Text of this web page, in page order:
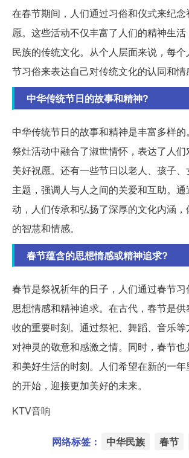
在春节期间，人们通过习俗和仪式来纪
愿。这些活动不仅丰富了人们的精神生
民族的传统文化。从个人层面来说，每
节习俗来表达自己对传统文化的认同和情
中华传统节日的故事和精神?
中华传统节日的故事和精神是丰富多样
祭灶活动中融合了淑世情怀，表达了人
美好祝愿。还有一些节日以老人、孩子
主题，强调人与人之间的关爱和互助。
动，人们传承和弘扬了深厚的文化内涵
的智慧和情感。
春节蕴含的思想情感或精神追求?
春节是祭祝祈年的日子，人们通过春节
思想情感和精神追求。在古代，春节是
收的重要时刻。通过祭祀、舞蹈、音乐
对神灵的敬意和感激之情。同时，春节
和美好生活的时刻。人们希望在新的一
的开始，迎接更加美好的未来。
KTV音响
网络标签： 中华民族 春节